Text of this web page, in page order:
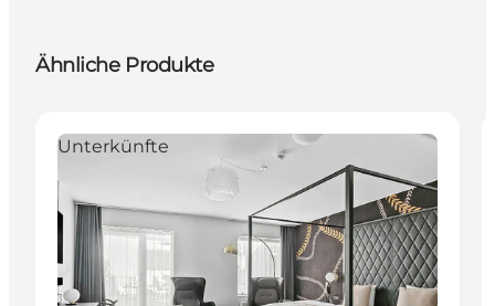
Ähnliche Produkte
Unterkünfte